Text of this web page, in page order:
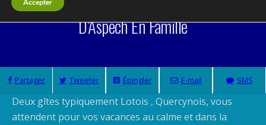
D’Aspech En Famille
Partager Tweeter Épingler E-mail SMS
Deux gîtes typiquement Lotois , Quercynois, vous
attendent pour vos vacances au calme et dans la
Accepter